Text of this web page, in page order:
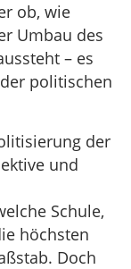
ob, wie
Umbau des
– es
politischen
der
und
Schule,
höchsten
Doch